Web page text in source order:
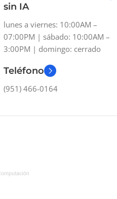
sin IA
lunes a viernes: 10:00AM –
07:00PM | sábado: 10:00AM –
3:00PM | domingo: cerrado
Teléfono
(951) 466-0164